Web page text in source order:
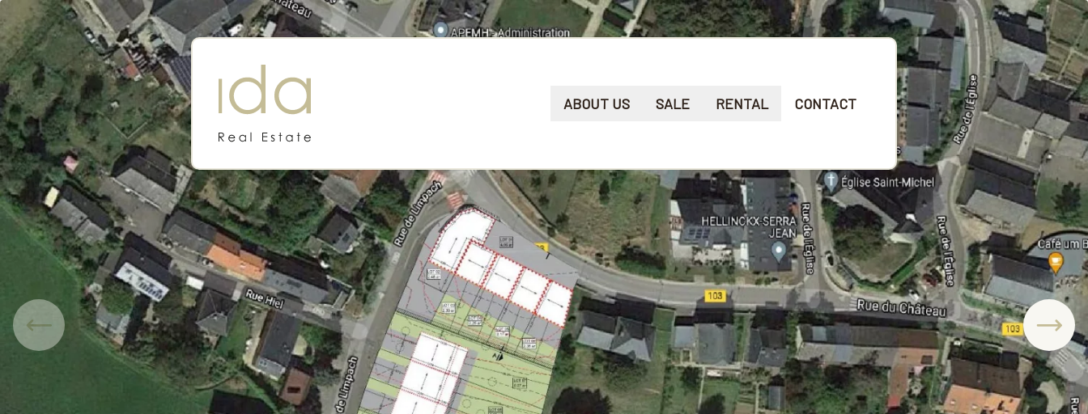
IDA REAL ESTATE ABOUT US SALE RENTAL CONTACT